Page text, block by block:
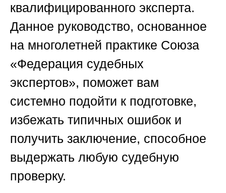
квалифицированного эксперта.
Данное руководство, основанное
на многолетней практике Союза
«Федерация судебных
экспертов», поможет вам
системно подойти к подготовке,
избежать типичных ошибок и
получить заключение, способное
выдержать любую судебную
проверку.